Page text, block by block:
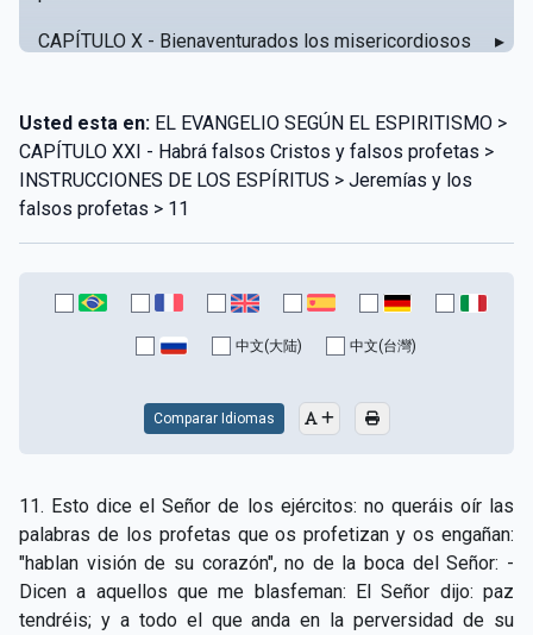
CAPÍTULO X - Bienaventurados los misericordiosos ▸
CAPÍTULO XII - Amad a vuestros enemigos
CAPÍTULO XIII - No sepa tu izquierda lo que hace tu
derecha
CAPÍTULO XV - Sin caridad no hay salvación
CAPÍTULO XVI - No se puede servir a Dios y a las
CAPÍTULO XVII - Sed perfectos
los escogidos
▸
CAPÍTULO XIX - La fe transporta las montañas ▸
CAPÍTULO XX - Los obreros de la última hora ▸
Usted esta en: EL EVANGELIO SEGÚN EL ESPIRITISMO >
CAPÍTULO XXI - Habrá falsos Cristos y falsos profetas >
INSTRUCCIONES DE LOS ESPÍRITUS > Jeremías y los
falsos profetas > 11
中文(大陆) 中文(台灣)
Comparar Idiomas
11. Esto dice el Señor de los ejércitos: no queráis oír las
palabras de los profetas que os profetizan y os engañan:
"hablan visión de su corazón", no de la boca del Señor: -
Dicen a aquellos que me blasfeman: El Señor dijo: paz
tendréis; y a todo el que anda en la perversidad de su